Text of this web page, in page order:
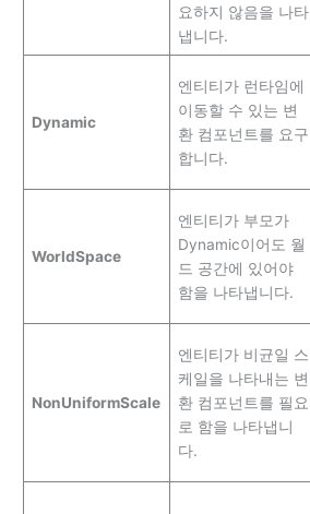
요하지 않음을 나타
냅니다.
Dynamic
엔티티가 런타임에
이동할 수 있는 변
환 컴포넌트를 요구
합니다.
WorldSpace
엔티티가 부모가
Dynamic이어도 월
드 공간에 있어야
함을 나타냅니다.
NonUniformScale
엔티티가 비균일 스
케일을 나타내는 변
환 컴포넌트를 필요
로 함을 나타냅니
다.